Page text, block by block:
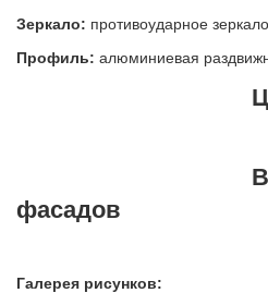
Зеркало: противоударное
Профиль: алюминиевая
фасадов
Галерея рисунков: